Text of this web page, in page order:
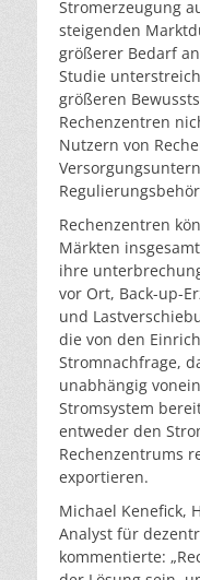
Stromerzeugung
steigenden
größerer Bedarf
Studie
größeren
Rechenzentren
Nutzern von
Rechenzentren
Märkten
ihre
vor Ort, Back-up-
und
die von den
Stromnachfrage,
unabhängig
Stromsystem
entweder den
Rechenzentrums
exportieren.
Michael Kenefick,
Analyst für
kommentierte: